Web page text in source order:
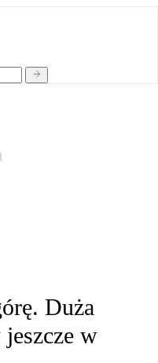
Duża
w